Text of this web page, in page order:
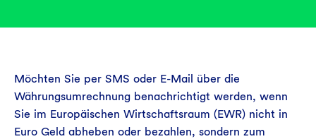
Möchten Sie per SMS oder E-Mail über die
Währungsumrechnung benachrichtigt werden, wenn
Sie im Europäischen Wirtschaftsraum (EWR) nicht in
Euro Geld abheben oder bezahlen, sondern zum